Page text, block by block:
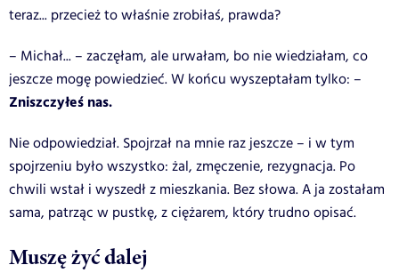
teraz... przecież to właśnie zrobiłaś, prawda?
– Michał... – zaczęłam, ale urwałam, bo nie wiedziałam, co
jeszcze mogę powiedzieć. W końcu wyszeptałam tylko: –
Zniszczyłeś nas.
Nie odpowiedział. Spojrzał na mnie raz jeszcze – i w tym
spojrzeniu było wszystko: żal, zmęczenie, rezygnacja. Po
chwili wstał i wyszedł z mieszkania. Bez słowa. A ja zostałam
sama, patrząc w pustkę, z ciężarem, który trudno opisać.
Muszę żyć dalej